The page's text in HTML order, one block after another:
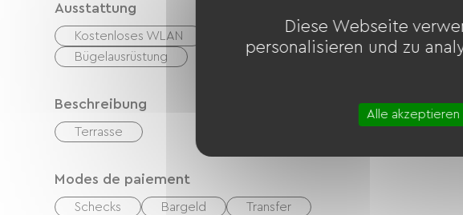
Ausstattung
Kostenloses WLAN Internetzugang über Kabel
Bügelausrüstung
Beschreibung
Terrasse
Modes de paiement
Schecks Bargeld Transfer
Diese Webseite
personalisieren und zu
Alle akzeptieren